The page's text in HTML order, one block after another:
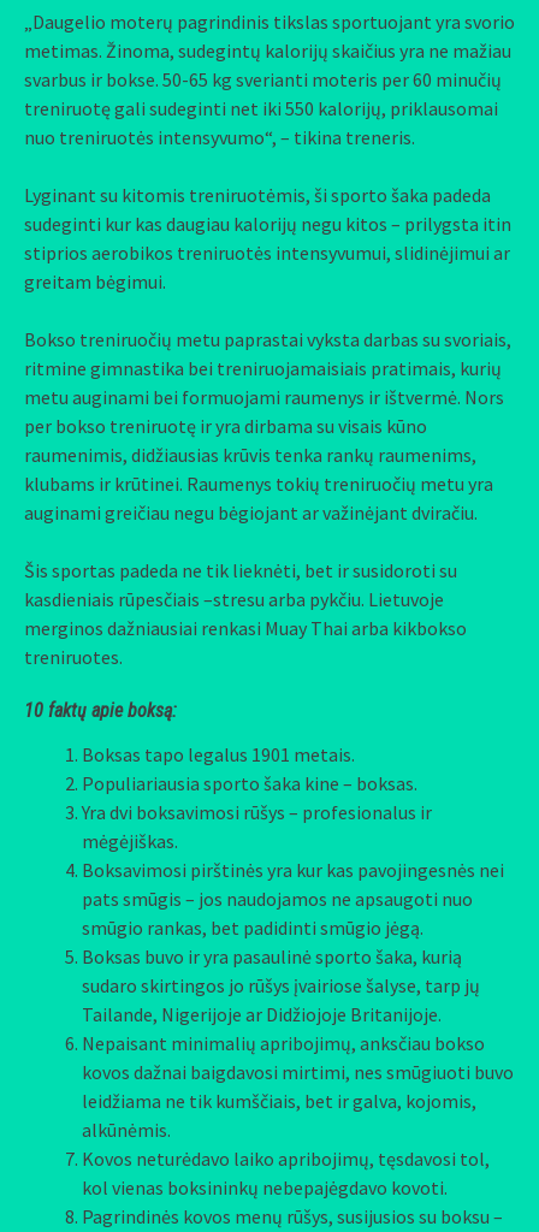
„Daugelio moterų pagrindinis tikslas sportuojant yra svorio
metimas. Žinoma, sudegintų kalorijų skaičius yra ne mažiau
svarbus ir bokse. 50-65 kg sverianti moteris per 60 minučių
treniruotę gali sudeginti net iki 550 kalorijų, priklausomai
nuo treniruotės intensyvumo“, – tikina treneris.
Lyginant su kitomis treniruotėmis, ši sporto šaka padeda
sudeginti kur kas daugiau kalorijų negu kitos – prilygsta itin
stiprios aerobikos treniruotės intensyvumui, slidinėjimui ar
greitam bėgimui.
Bokso treniruočių metu paprastai vyksta darbas su svoriais,
ritmine gimnastika bei treniruojamaisiais pratimais, kurių
metu auginami bei formuojami raumenys ir ištvermė. Nors
per bokso treniruotę ir yra dirbama su visais kūno
raumenimis, didžiausias krūvis tenka rankų raumenims,
klubams ir krūtinei. Raumenys tokių treniruočių metu yra
auginami greičiau negu bėgiojant ar važinėjant dviračiu.
Šis sportas padeda ne tik lieknėti, bet ir susidoroti su
kasdieniais rūpesčiais –stresu arba pykčiu. Lietuvoje
merginos dažniausiai renkasi Muay Thai arba kikbokso
treniruotes.
10 faktų apie boksą:
Boksas tapo legalus 1901 metais.
Populiariausia sporto šaka kine – boksas.
Yra dvi boksavimosi rūšys – profesionalus ir
mėgėjiškas.
Boksavimosi pirštinės yra kur kas pavojingesnės nei
pats smūgis – jos naudojamos ne apsaugoti nuo
smūgio rankas, bet padidinti smūgio jėgą.
Boksas buvo ir yra pasaulinė sporto šaka, kurią
sudaro skirtingos jo rūšys įvairiose šalyse, tarp jų
Tailande, Nigerijoje ar Didžiojoje Britanijoje.
Nepaisant minimalių apribojimų, anksčiau bokso
kovos dažnai baigdavosi mirtimi, nes smūgiuoti buvo
leidžiama ne tik kumščiais, bet ir galva, kojomis,
alkūnėmis.
Kovos neturėdavo laiko apribojimų, tęsdavosi tol,
kol vienas boksininkų nebepajėgdavo kovoti.
Pagrindinės kovos menų rūšys, susijusios su boksu –